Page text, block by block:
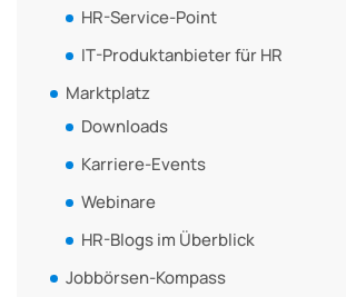
HR-Service-Point
IT-Produktanbieter für HR
Marktplatz
Downloads
Karriere-Events
Webinare
HR-Blogs im Überblick
Jobbörsen-Kompass